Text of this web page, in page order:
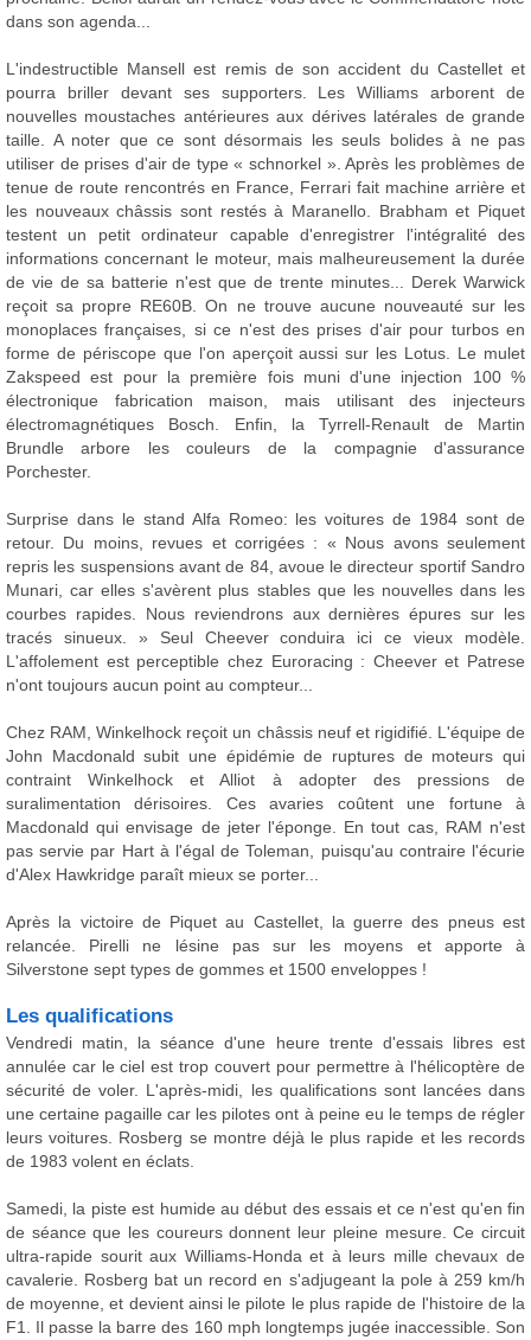
dans son agenda...
L'indestructible Mansell est remis de son accident du Castellet et
pourra briller devant ses supporters. Les Williams arborent de
nouvelles moustaches antérieures aux dérives latérales de grande
taille. A noter que ce sont désormais les seuls bolides à ne pas
utiliser de prises d'air de type « schnorkel ». Après les problèmes de
tenue de route rencontrés en France, Ferrari fait machine arrière et
les nouveaux châssis sont restés à Maranello. Brabham et Piquet
testent un petit ordinateur capable d'enregistrer l'intégralité des
informations concernant le moteur, mais malheureusement la durée
de vie de sa batterie n'est que de trente minutes... Derek Warwick
reçoit sa propre RE60B. On ne trouve aucune nouveauté sur les
monoplaces françaises, si ce n'est des prises d'air pour turbos en
forme de périscope que l'on aperçoit aussi sur les Lotus. Le mulet
Zakspeed est pour la première fois muni d'une injection 100 %
électronique fabrication maison, mais utilisant des injecteurs
électromagnétiques Bosch. Enfin, la Tyrrell-Renault de Martin
Brundle arbore les couleurs de la compagnie d'assurance
Porchester.
Surprise dans le stand Alfa Romeo: les voitures de 1984 sont de
retour. Du moins, revues et corrigées : « Nous avons seulement
repris les suspensions avant de 84, avoue le directeur sportif Sandro
Munari, car elles s'avèrent plus stables que les nouvelles dans les
courbes rapides. Nous reviendrons aux dernières épures sur les
tracés sinueux. » Seul Cheever conduira ici ce vieux modèle.
L'affolement est perceptible chez Euroracing : Cheever et Patrese
n'ont toujours aucun point au compteur...
Chez RAM, Winkelhock reçoit un châssis neuf et rigidifié. L'équipe de
John Macdonald subit une épidémie de ruptures de moteurs qui
contraint Winkelhock et Alliot à adopter des pressions de
suralimentation dérisoires. Ces avaries coûtent une fortune à
Macdonald qui envisage de jeter l'éponge. En tout cas, RAM n'est
pas servie par Hart à l'égal de Toleman, puisqu'au contraire l'écurie
d'Alex Hawkridge paraît mieux se porter...
Après la victoire de Piquet au Castellet, la guerre des pneus est
relancée. Pirelli ne lésine pas sur les moyens et apporte à
Silverstone sept types de gommes et 1500 enveloppes !
Les qualifications
Vendredi matin, la séance d'une heure trente d'essais libres est
annulée car le ciel est trop couvert pour permettre à l'hélicoptère de
sécurité de voler. L'après-midi, les qualifications sont lancées dans
une certaine pagaille car les pilotes ont à peine eu le temps de régler
leurs voitures. Rosberg se montre déjà le plus rapide et les records
de 1983 volent en éclats.
Samedi, la piste est humide au début des essais et ce n'est qu'en fin
de séance que les coureurs donnent leur pleine mesure. Ce circuit
ultra-rapide sourit aux Williams-Honda et à leurs mille chevaux de
cavalerie. Rosberg bat un record en s'adjugeant la pole à 259 km/h
de moyenne, et devient ainsi le pilote le plus rapide de l'histoire de la
F1. Il passe la barre des 160 mph longtemps jugée inaccessible. Son